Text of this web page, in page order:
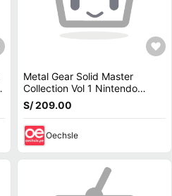
Metal Gear Solid Master
Collection Vol 1 Nintendo
Switch Latam
S/ 209.00
Oechsle